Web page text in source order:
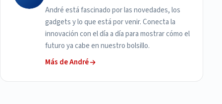
André está fascinado por las novedades, los
gadgets y lo que está por venir. Conecta la
innovación con el día a día para mostrar cómo el
futuro ya cabe en nuestro bolsillo.
Más de André